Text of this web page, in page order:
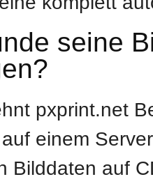
seine
pxprint.net
einem
Bilddaten auf